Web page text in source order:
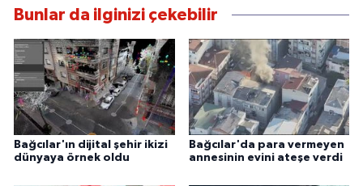
Bunlar da ilginizi çekebilir
Bağcılar'ın dijital şehir ikizi
dünyaya örnek oldu
Bağcılar'da para vermeyen
annesinin evini ateşe verdi